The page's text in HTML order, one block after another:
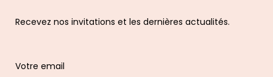
Recevez nos invitations et les dernières actualités.